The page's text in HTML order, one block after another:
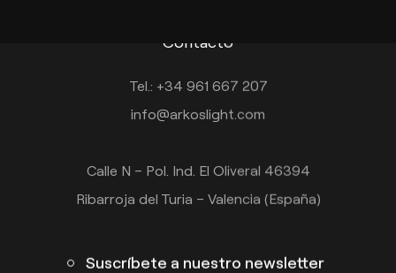
Contacto
Tel.: +34 961 667 207
info@arkoslight.com
Calle N – Pol. Ind. El Oliveral 46394
Ribarroja del Turia – Valencia (España)
Suscríbete a nuestro newsletter